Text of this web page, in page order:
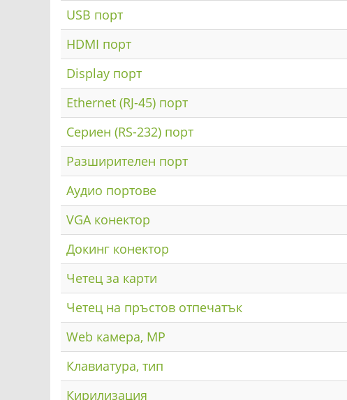
USB порт
HDMI порт
Display порт
Ethernet (RJ-45) порт
Сериен (RS-232) порт
Разширителен порт
Аудио портове
VGA конектор
Докинг конектор
Четец за карти
Четец на пръстов отпечатък
Web камера, MP
Клавиатура, тип
Кирилизация